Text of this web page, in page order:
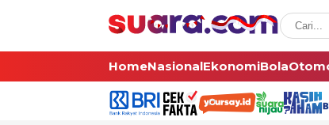
HomeNasionalEkonomiBola